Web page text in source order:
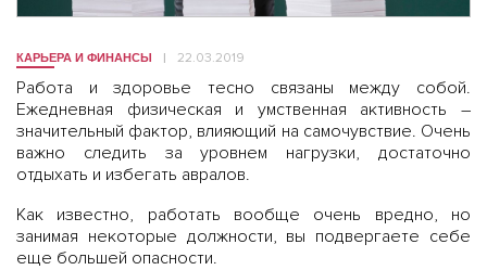
КАРЬЕРА И ФИНАНСЫ 22.03.2019
Работа и здоровье тесно связаны между собой.
Ежедневная физическая и умственная активность –
значительный фактор, влияющий на самочувствие. Очень
важно следить за уровнем нагрузки, достаточно
отдыхать и избегать авралов.
Как известно, работать вообще очень вредно, но
занимая некоторые должности, вы подвергаете себе
еще большей опасности.